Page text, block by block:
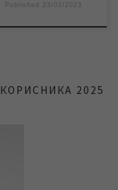
Published 23/02/2023
2025